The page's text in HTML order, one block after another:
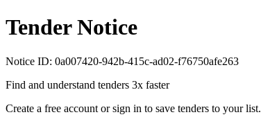
Tender Notice
Notice ID: 0a007420-942b-415c-ad02-f76750afe263
Find and understand tenders 3x faster
Create a free account or sign in to save tenders to your list.